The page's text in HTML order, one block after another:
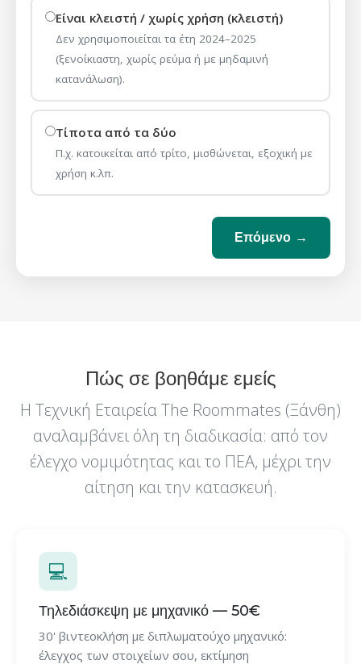
Είναι κλειστή / χωρίς χρήση (κλειστή)
Δεν χρησιμοποιείται τα έτη 2024–2025
(ξενοίκιαστη, χωρίς ρεύμα ή με μηδαμινή
κατανάλωση).
Τίποτα από τα δύο
Π.χ. κατοικείται από τρίτο, μισθώνεται, εξοχική με
χρήση κ.λπ.
Επόμενο →
Πώς σε βοηθάμε εμείς
Η Τεχνική Εταιρεία The Roommates (Ξάνθη)
αναλαμβάνει όλη τη διαδικασία: από τον
έλεγχο νομιμότητας και το ΠΕΑ, μέχρι την
αίτηση και την κατασκευή.
💻
Τηλεδιάσκεψη με μηχανικό — 50€
30' βιντεοκλήση με διπλωματούχο μηχανικό:
έλεγχος των στοιχείων σου, εκτίμηση